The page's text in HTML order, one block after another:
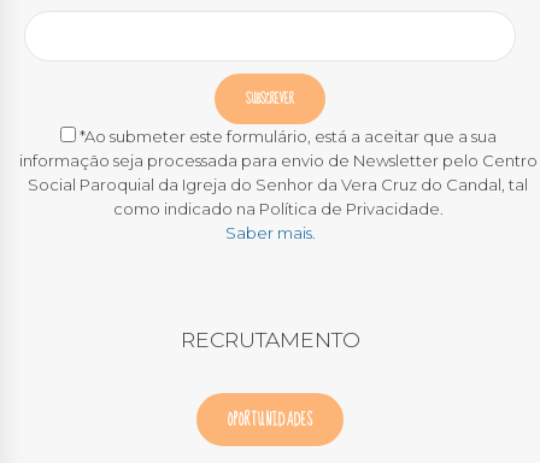
*Ao submeter este formulário, está a aceitar que a sua
informação seja processada para envio de Newsletter pelo Centro
Social Paroquial da Igreja do Senhor da Vera Cruz do Candal, tal
como indicado na Política de Privacidade.
Saber mais.
RECRUTAMENTO
OPORTUNIDADES